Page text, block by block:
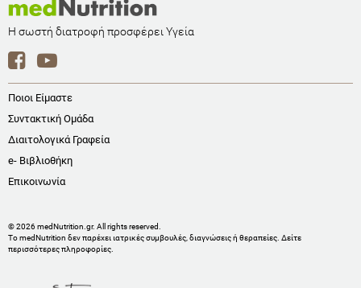
Η σωστή διατροφή προσφέρει Υγεία
Ποιοι Είμαστε
Συντακτική Ομάδα
Διαιτολογικά Γραφεία
e- Βιβλιοθήκη
Επικοινωνία
© 2026 medNutrition.gr. All rights reserved.
Το medNutrition δεν παρέχει ιατρικές συμβουλές, διαγνώσεις ή θεραπείες. Δείτε
περισσότερες πληροφορίες